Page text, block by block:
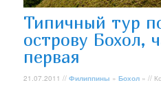
Типичный тур
острову Бохол,
первая
21.07.2011 //Филиппины »Бохол » //